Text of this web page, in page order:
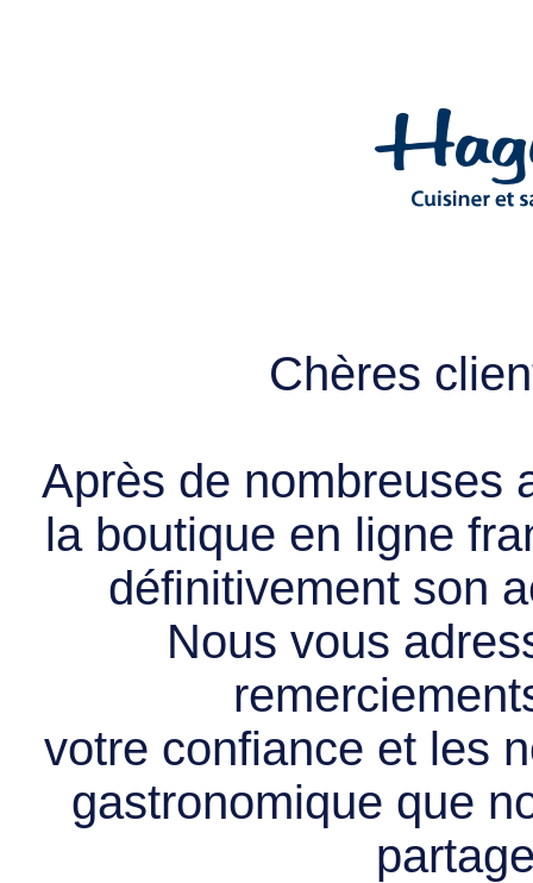
Chères
Après de nombreuses
la boutique en ligne
définitivement son
Nous vous
votre confiance et les
gastronomique que